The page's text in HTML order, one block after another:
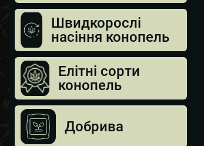
Швидкорослі
насіння конопель
Елітні сорти
конопель
Добрива